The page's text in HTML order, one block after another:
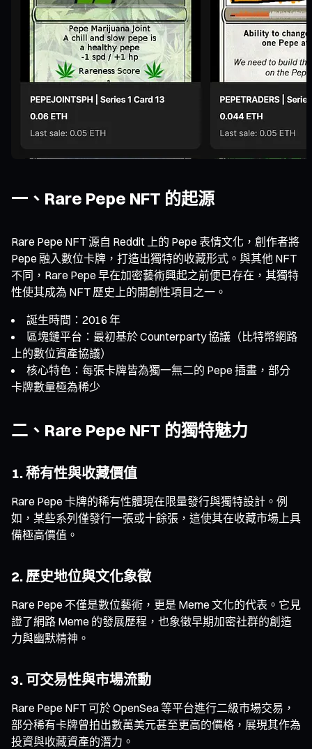
一、Rare Pepe NFT 的起源
Rare Pepe NFT 源自 Reddit 上的 Pepe 表情文化，創作者將
Pepe 融入數位卡牌，打造出獨特的收藏形式。與其他 NFT
不同，Rare Pepe 早在加密藝術興起之前便已存在，其獨特
性使其成為 NFT 歷史上的開創性項目之一。
誕生時間：2016 年
區塊鏈平台：最初基於 Counterparty 協議（比特幣網路
上的數位資產協議）
核心特色：每張卡牌皆為獨一無二的 Pepe 插畫，部分
卡牌數量極為稀少
二、Rare Pepe NFT 的獨特魅力
1. 稀有性與收藏價值
Rare Pepe 卡牌的稀有性體現在限量發行與獨特設計。例
如，某些系列僅發行一張或十餘張，這使其在收藏市場上具
備極高價值。
2. 歷史地位與文化象徵
Rare Pepe 不僅是數位藝術，更是 Meme 文化的代表。它見
證了網路 Meme 的發展歷程，也象徵早期加密社群的創造
力與幽默精神。
3. 可交易性與市場流動
Rare Pepe NFT 可於 OpenSea 等平台進行二級市場交易，
部分稀有卡牌曾拍出數萬美元甚至更高的價格，展現其作為
投資與收藏資產的潛力。